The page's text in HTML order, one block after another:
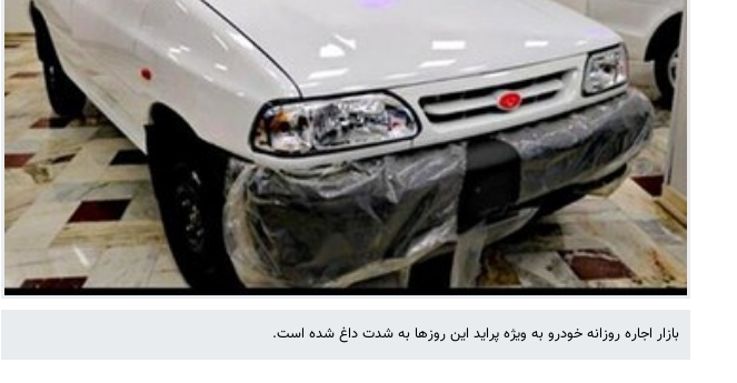
بازار اجاره روزانه خودرو به ویژه پراید این روزها به شدت داغ شده است.